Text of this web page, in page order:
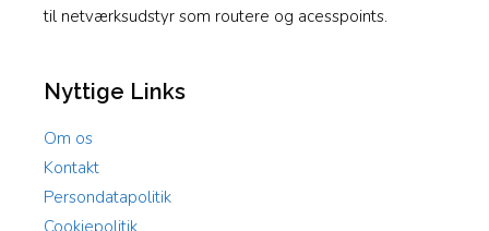
til netværksudstyr som routere og acesspoints.
Nyttige Links
Om os
Kontakt
Persondatapolitik